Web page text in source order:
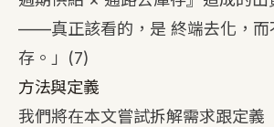
——真正該看的，是 終端去化，而
存。」 (7)
方法與定義
我們將在本文嘗試拆解需求跟定義